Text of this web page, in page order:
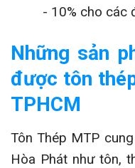
- 10% cho các
Những sản
được tôn
TPHCM
Tôn Thép MTP
Hòa Phát như tôn,